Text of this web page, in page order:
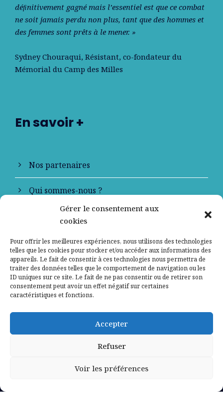
Gérer le consentement aux
cookies
Pour offrir les meilleures expériences, nous utilisons des technologies
telles que les cookies pour stocker et/ou accéder aux informations des
appareils. Le fait de consentir à ces technologies nous permettra de
traiter des données telles que le comportement de navigation ou les
ID uniques sur ce site. Le fait de ne pas consentir ou de retirer son
consentement peut avoir un effet négatif sur certaines
caractéristiques et fonctions.
Accepter
Refuser
Voir les préférences
déﬁnitivement gagné mais l’essentiel est que ce combat
ne soit jamais perdu non plus, tant que des hommes et
des femmes sont prêts à le mener. »
Sydney Chouraqui, Résistant, co-fondateur du
Mémorial du Camp des Milles
En savoir +
Nos partenaires
Qui sommes-nous ?
Contactez-nous
Mentions légales
Politique de confidentialité